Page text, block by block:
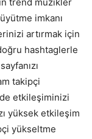
imkanı
artırmak için
hashtaglerle
takipçi
etkileşiminizi
yüksek etkileşim
yükseltme